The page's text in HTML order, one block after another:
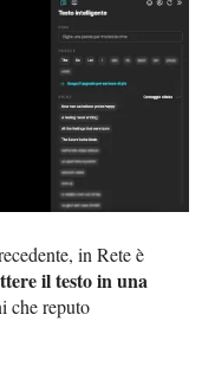
in Rete è
il testo in una
che reputo